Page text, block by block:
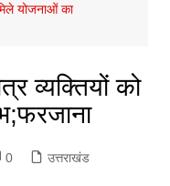
योजनाओं का
व्यक्तियों को
0 उत्तराखंड